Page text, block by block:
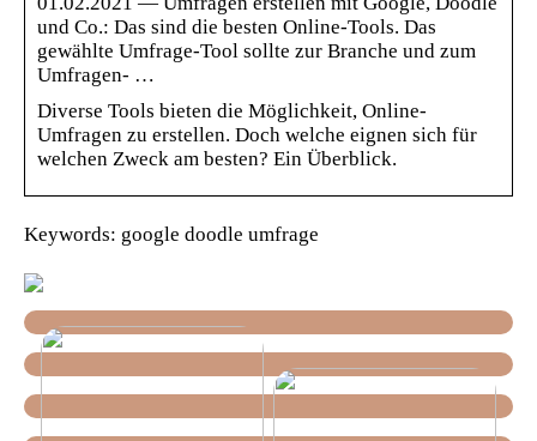
und Co.: Das sind die besten Online-Tools. Das
gewählte Umfrage-Tool sollte zur Branche und zum
Umfragen- …
Diverse Tools bieten die Möglichkeit, Online-
Umfragen zu erstellen. Doch welche eignen sich für
welchen Zweck am besten? Ein Überblick.
Keywords: google doodle umfrage